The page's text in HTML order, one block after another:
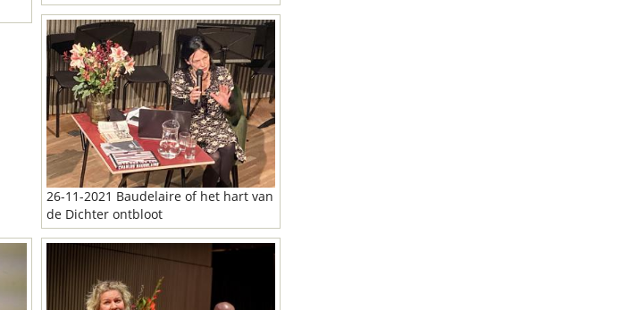
26-11-2021 Baudelaire of het hart van
de Dichter ontbloot